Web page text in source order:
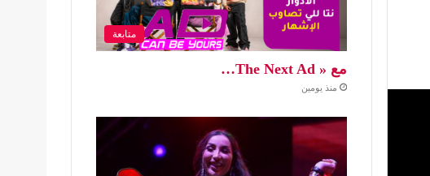
متابعة
مع « The Next Ad…
منذ يومين